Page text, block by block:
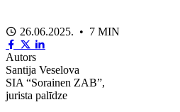
26.06.2025. • 7 MIN
Autors
Santija Veselova
SIA “Sorainen ZAB”,
jurista palīdze